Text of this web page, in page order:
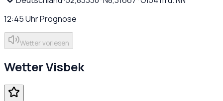
12:45UhrPrognose
Wetter vorlesen
WetterVisbek